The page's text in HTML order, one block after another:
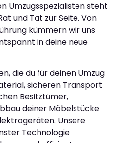
Umzugsspezialisten steht
und Tat zur Seite. Von
kümmern wir uns
in deine neue
die du für deinen Umzug
sicheren Transport
Besitztümer,
deiner Möbelstücke
Unsere
Technologie